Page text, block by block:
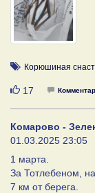
Корюшиная
Нравится
17
Комарово -
01.03.2025 23:05
1 марта.
За Тотлебеном, на
7 км от берега.